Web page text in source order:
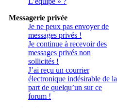
Messagerie privée
Je ne peux pas envoyer de
messages privés !
Je continue à recevoir des
messages privés non
sollicités !
J’ai reçu un courrier
électronique indésirable de la
part de quelqu’un sur ce
forum !